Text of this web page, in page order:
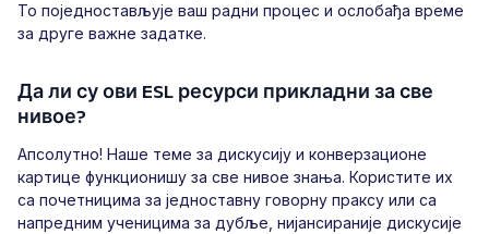
То поједностављује ваш радни процес и ослобађа време
за друге важне задатке.
Да ли су ови ESL ресурси прикладни за све
нивое?
Апсолутно! Наше теме за дискусију и конверзационе
картице функционишу за све нивое знања. Користите их
са почетницима за једноставну говорну праксу или са
напредним ученицима за дубље, нијансираније дискусије